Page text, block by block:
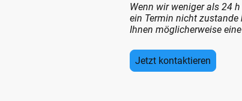
Wenn wir weniger als 24
ein Termin nicht
Ihnen möglicherweise
Jetzt kontaktieren